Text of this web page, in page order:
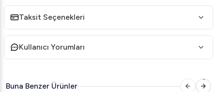
ve kullanımını zahmetsiz hale getirir.
Ölçüler : 870x815x1000 mm
Ağırlık: 63 kg
Taksit Seçenekleri
Kullanıcı Yorumları
Buna Benzer Ürünler